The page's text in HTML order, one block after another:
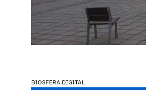
BIOSFERA DIGITAL